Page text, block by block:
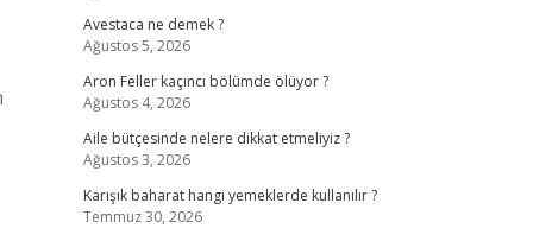
Avestaca ne demek ?
Ağustos 5, 2026
Aron Feller kaçıncı bölümde ölüyor ?
Ağustos 4, 2026
Aile bütçesinde nelere dikkat etmeliyiz ?
Ağustos 3, 2026
Karışık baharat hangi yemeklerde kullanılır ?
Temmuz 30, 2026